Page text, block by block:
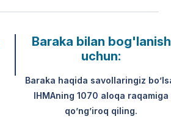
Baraka bilan bog'lanish
uchun:
Baraka haqida savollaringiz
IHMAning 1070 aloqa raqamiga
qo’ng’iroq qiling.